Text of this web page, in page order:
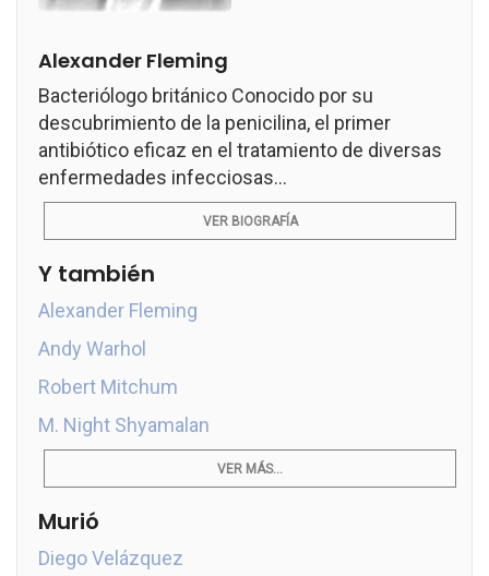
Alexander Fleming
Bacteriólogo británico Conocido por su
descubrimiento de la penicilina, el primer
antibiótico eficaz en el tratamiento de diversas
enfermedades infecciosas...
VER BIOGRAFÍA
Y también
Alexander Fleming
Andy Warhol
Robert Mitchum
M. Night Shyamalan
VER MÁS...
Murió
Diego Velázquez